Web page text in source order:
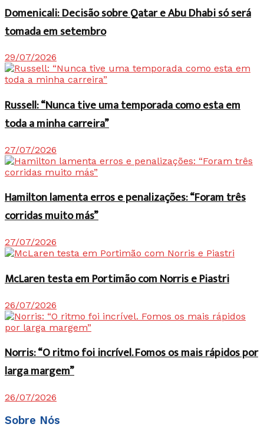
Domenicali: Decisão sobre Qatar e Abu Dhabi só será
tomada em setembro
29/07/2026
Russell: “Nunca tive uma temporada como esta em
toda a minha carreira”
27/07/2026
Hamilton lamenta erros e penalizações: “Foram três
corridas muito más”
27/07/2026
McLaren testa em Portimão com Norris e Piastri
26/07/2026
Norris: “O ritmo foi incrível. Fomos os mais rápidos por
larga margem”
26/07/2026
Sobre Nós